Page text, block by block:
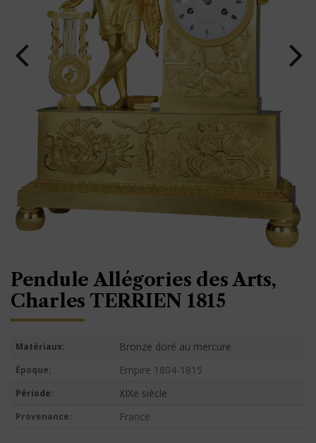
Pendule Allégories des Arts,
Charles TERRIEN 1815
Matériaux: Bronze doré au mercure
Époque: Empire 1804-1815
Période: XIXe siècle
Provenance: France